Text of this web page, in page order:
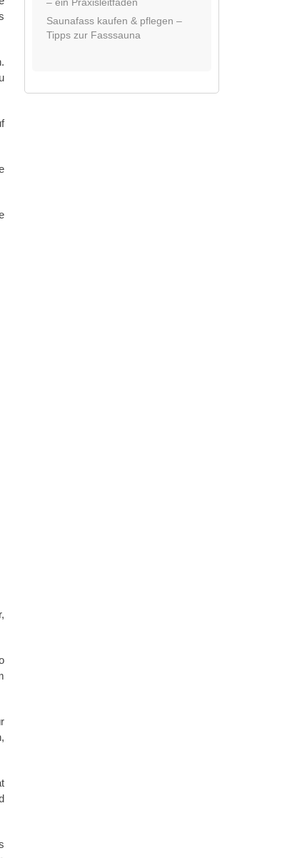
Saunafass kaufen & pflegen –
Tipps zur Fasssauna